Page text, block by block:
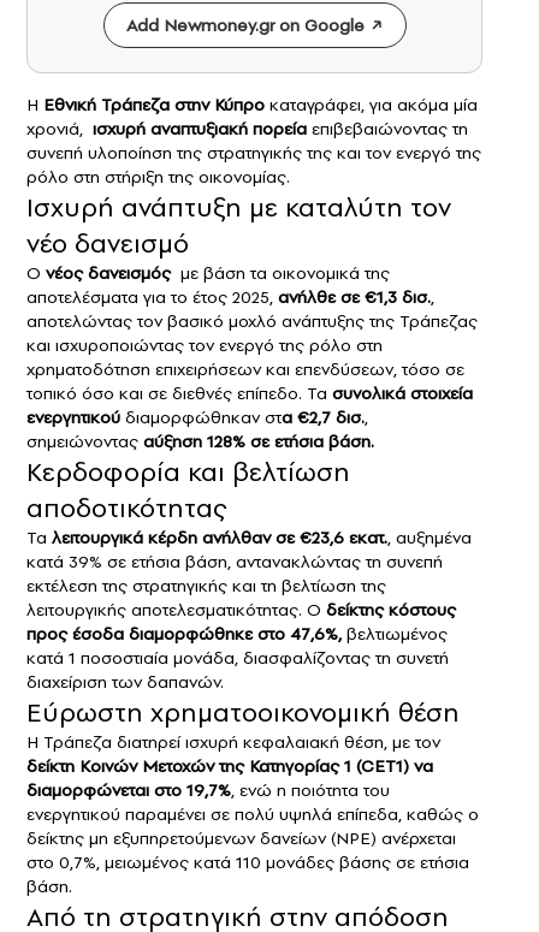
Add Newmoney.gr on Google
Η Εθνική Τράπεζα στην Κύπρο καταγράφει, για ακόμα μία
χρονιά, ισχυρή αναπτυξιακή πορεία επιβεβαιώνοντας τη
συνεπή υλοποίηση της στρατηγικής της και τον ενεργό της
ρόλο στη στήριξη της οικονομίας.
Ισχυρή ανάπτυξη με καταλύτη τον
νέο δανεισμό
Ο νέος δανεισμός με βάση τα οικονομικά της
αποτελέσματα για το έτος 2025, ανήλθε σε €1,3 δισ.,
αποτελώντας τον βασικό μοχλό ανάπτυξης της Τράπεζας
και ισχυροποιώντας τον ενεργό της ρόλο στη
χρηματοδότηση επιχειρήσεων και επενδύσεων, τόσο σε
τοπικό όσο και σε διεθνές επίπεδο. Τα συνολικά στοιχεία
ενεργητικού διαμορφώθηκαν στα €2,7 δισ.,
σημειώνοντας αύξηση 128% σε ετήσια βάση.
Κερδοφορία και βελτίωση
αποδοτικότητας
Τα λειτουργικά κέρδη ανήλθαν σε €23,6 εκατ., αυξημένα
κατά 39% σε ετήσια βάση, αντανακλώντας τη συνεπή
εκτέλεση της στρατηγικής και τη βελτίωση της
λειτουργικής αποτελεσματικότητας. Ο δείκτης κόστους
προς έσοδα διαμορφώθηκε στο 47,6%,βελτιωμένος
κατά 1 ποσοστιαία μονάδα, διασφαλίζοντας τη συνετή
διαχείριση των δαπανών.
Εύρωστη χρηματοοικονομική θέση
Η Τράπεζα διατηρεί ισχυρή κεφαλαιακή θέση, με τον
δείκτη Κοινών Μετοχών της Κατηγορίας 1 (CET1) να
διαμορφώνεται στο 19,7%, ενώ η ποιότητα του
ενεργητικού παραμένει σε πολύ υψηλά επίπεδα, καθώς ο
δείκτης μη εξυπηρετούμενων δανείων (NPE) ανέρχεται
στο 0,7%, μειωμένος κατά 110 μονάδες βάσης σε ετήσια
βάση.
Από τη στρατηγική στην απόδοση